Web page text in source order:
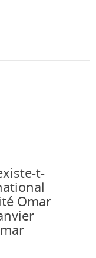
t-
Omar